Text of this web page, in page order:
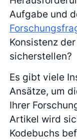
Aufgabe und
Konsistenz
sicherstellen?
Es gibt viele
Ansätze, um
Ihrer
Artikel wird
Kodebuchs